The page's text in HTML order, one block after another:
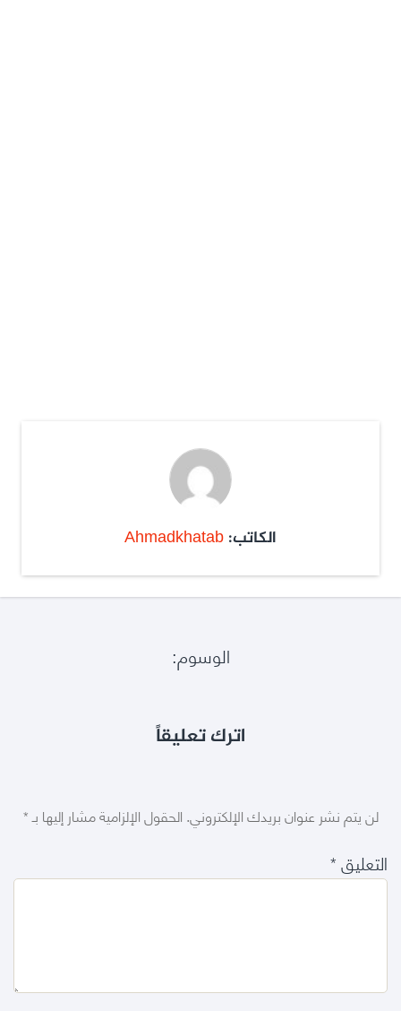
الكاتب: Ahmadkhatab
الوسوم:
اترك تعليقاً
لن يتم نشر عنوان بريدك الإلكتروني.الحقول الإلزامية مشار إليها بـ*
التعليق*